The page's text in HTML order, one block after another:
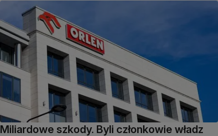
Miliardowe szkody. Byli członkowie władz